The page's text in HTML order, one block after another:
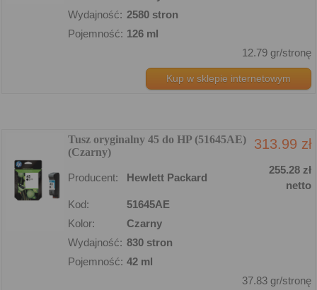
Wydajność: 2580 stron
Pojemność: 126 ml
12.79 gr/stronę
Kup w sklepie internetowym
Tusz oryginalny 45 do HP (51645AE)
(Czarny)
313.99 zł
Producent: Hewlett Packard
255.28 zł
netto
Kod:
51645AE
Kolor:
Czarny
Wydajność: 830 stron
Pojemność: 42 ml
37.83 gr/stronę